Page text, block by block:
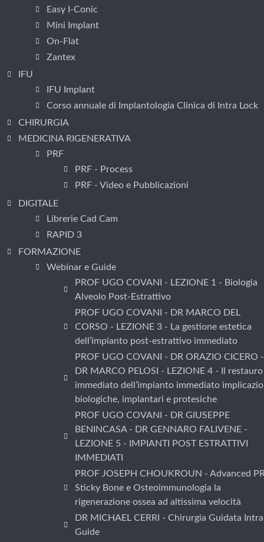
Easy I-Conic
Mini Implant
On-Flat
Zantex
IFU
IFU Implant
Corso annuale di Implantologia Clinica di Intra Lock
CHIRURGIA
MEDICINA RIGENERATIVA
PRF
PRF - Process
PRF - Video e Pubblicazioni
DIGITALE
Librerie Cad Cam
RAPID 3
FORMAZIONE
Webinar e Guide
PROF UGO COVANI - LEZIONE 1 - Biologia
Alveolo Post-Estrattivo
PROF UGO COVANI - DR MARCO DEL
CORSO - LEZIONE 3 - La gestione estetica
dell’impianto post-estrattivo immediato
PROF UGO COVANI - DR ORAZIO CICERO -
DR MARCO PELOSI - LEZIONE 4 - Il restauro
immediato dell’impianto immediato
biologiche, implantari e protesiche
PROF UGO COVANI - DR GIUSEPPE
BENINCASA - DR GENNARO FALIVENE -
LEZIONE 5 - IMPIANTI POST ESTRATTIVI
IMMEDIATI
PROF JOSEPH CHOUKROUN - Advanced
Sticky Bone e Osteoimmunologia la
rigenerazione ossea ad altissima velocità
DR MICHAEL CERRI - Chirurgia Guidata
Guide